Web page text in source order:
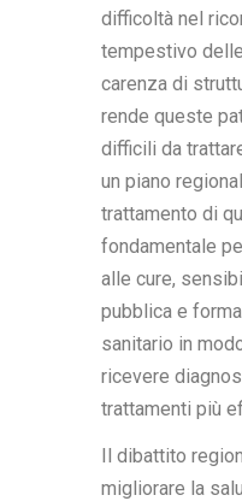
difficoltà nel
tempestivo
carenza di
rende queste
difficili da
un piano
trattamento di
fondamentale
alle cure,
pubblica e
sanitario in
ricevere
trattamenti più
Il dibattito
migliorare la